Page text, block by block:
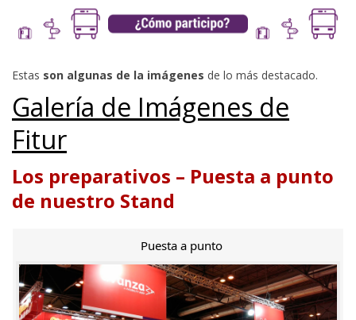
Estas son algunas de la imágenes de lo más destacado.
Galería de Imágenes de
Fitur
Los preparativos – Puesta a punto
de nuestro Stand
Puesta a punto